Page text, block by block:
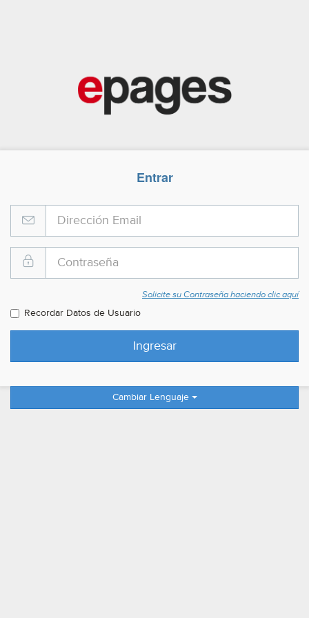
Entrar
Solicite su Contraseña haciendo clic aquí
Recordar Datos de Usuario
Cambiar Lenguaje